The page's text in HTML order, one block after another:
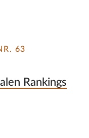
63
Rankings